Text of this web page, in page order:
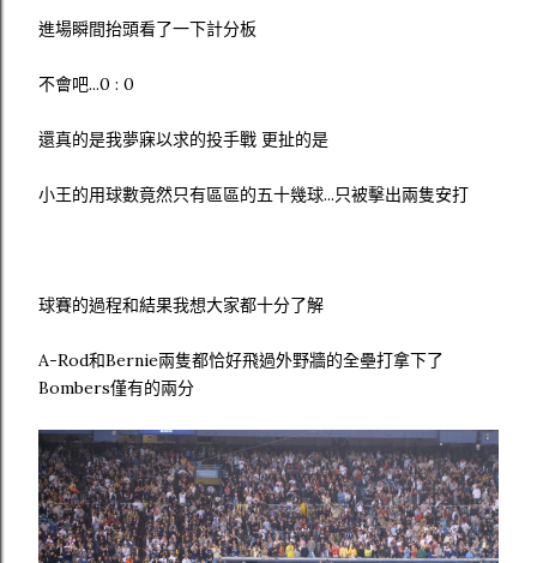
進場瞬間抬頭看了一下計分板
不會吧...0 : 0
還真的是我夢寐以求的投手戰 更扯的是
小王的用球數竟然只有區區的五十幾球...只被擊出兩隻安打
球賽的過程和結果我想大家都十分了解
A-Rod和Bernie兩隻都恰好飛過外野牆的全壘打拿下了
Bombers僅有的兩分